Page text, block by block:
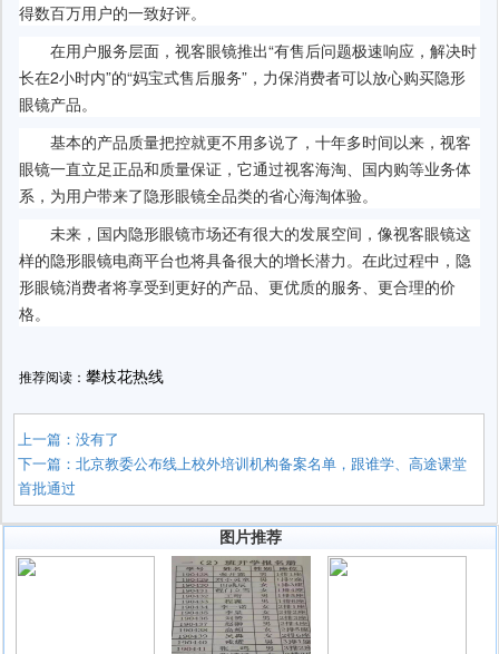
得数百万用户的一致好评。
在用户服务层面，视客眼镜推出“有售后问题极速响应，解决时
长在2小时内”的“妈宝式售后服务”，力保消费者可以放心购买隐形
眼镜产品。
基本的产品质量把控就更不用多说了，十年多时间以来，视客
眼镜一直立足正品和质量保证，它通过视客海淘、国内购等业务体
系，为用户带来了隐形眼镜全品类的省心海淘体验。
未来，国内隐形眼镜市场还有很大的发展空间，像视客眼镜这
样的隐形眼镜电商平台也将具备很大的增长潜力。在此过程中，隐
形眼镜消费者将享受到更好的产品、更优质的服务、更合理的价
格。
推荐阅读： 攀枝花热线
上一篇：没有了
下一篇：北京教委公布线上校外培训机构备案名单，跟谁学、高途课堂
首批通过
图片推荐